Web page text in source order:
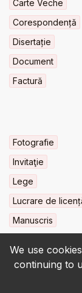
We use
continuing to
Carte Veche
Corespondență
Disertație
Document
Factură
Fotografie
Invitaţie
Lege
Lucrare de
Manuscris